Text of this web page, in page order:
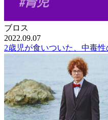
ブロス
2022.09.07
2歳児が食いついた、中毒